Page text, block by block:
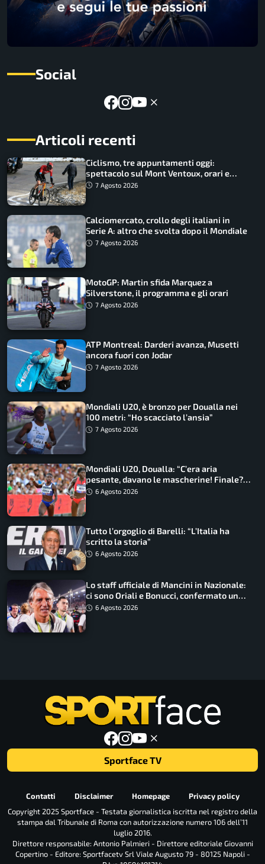
Social
Articoli recenti
Ciclismo, tre appuntamenti oggi:
spettacolo sul Mont Ventoux, orari e
come vederli
7 Agosto 2026
Calciomercato, crollo degli italiani in
Serie A: altro che svolta dopo il Mondiale
7 Agosto 2026
MotoGP: Martin sfida Marquez a
Silverstone, il programma e gli orari
7 Agosto 2026
ATP Montreal: Darderi avanza, Musetti
ancora fuori con Jodar
7 Agosto 2026
Mondiali U20, è bronzo per Doualla nei
100 metri: “Ho scacciato l’ansia”
7 Agosto 2026
Mondiali U20, Doualla: “C’era aria
pesante, davano le mascherine! Finale?
Non ho nulla da perdere”
6 Agosto 2026
Tutto l’orgoglio di Barelli: “L’Italia ha
scritto la storia”
6 Agosto 2026
Lo staff ufficiale di Mancini in Nazionale:
ci sono Oriali e Bonucci, confermato un
ritorno
6 Agosto 2026
Sportface TV
Contatti Disclaimer Homepage
Privacy policy
Copyright 2025 Sportface - Testata giornalistica iscritta nel registro della
stampa dal Tribunale di Roma con autorizzazione numero 106 dell’11
luglio 2016.
Direttore responsabile: Antonio Palmieri - Direttore editoriale Giovanni
Copertino - Editore: Sportfacetv Srl Viale Augusto 79 - 80125 Napoli -